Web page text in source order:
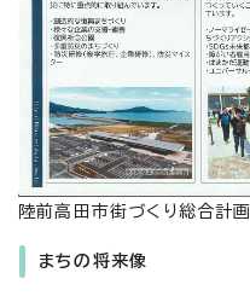
陸前高田市街づくり総合計画
まちの将来像